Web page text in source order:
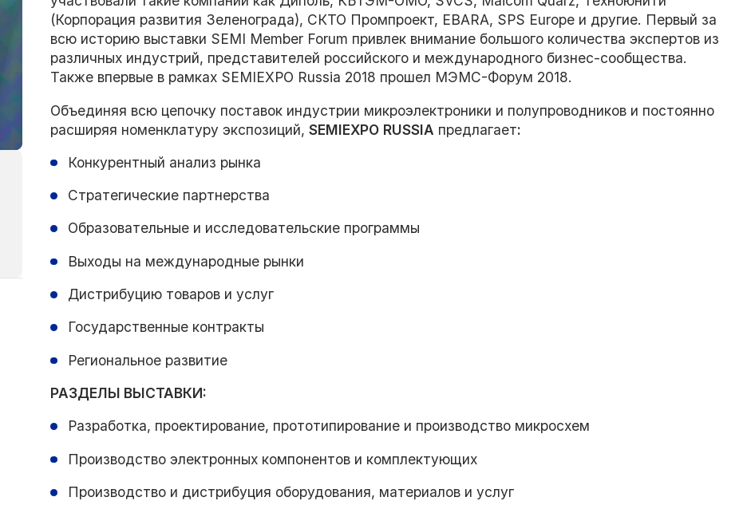
(Корпорация развития Зеленограда), СКТО Промпроект, EBARA, SPS Europe и другие. Первый за
всю историю выставки SEMI Member Forum привлек внимание большого количества экспертов из
различных индустрий, представителей российского и международного бизнес-сообщества.
Также впервые в рамках SEMIEXPO Russia 2018 прошел МЭМС-Форум 2018.
Объединяя всю цепочку поставок индустрии микроэлектроники и полупроводников и постоянно
расширяя номенклатуру экспозиций,SEMIEXPO RUSSIA предлагает:
Конкурентный анализ рынка
Стратегические партнерства
Образовательные и исследовательские программы
Выходы на международные рынки
Дистрибуцию товаров и услуг
Государственные контракты
Региональное развитие
РАЗДЕЛЫ ВЫСТАВКИ:
Разработка, проектирование, прототипирование и производство микросхем
Производство электронных компонентов и комплектующих
Производство и дистрибуция оборудования, материалов и услуг